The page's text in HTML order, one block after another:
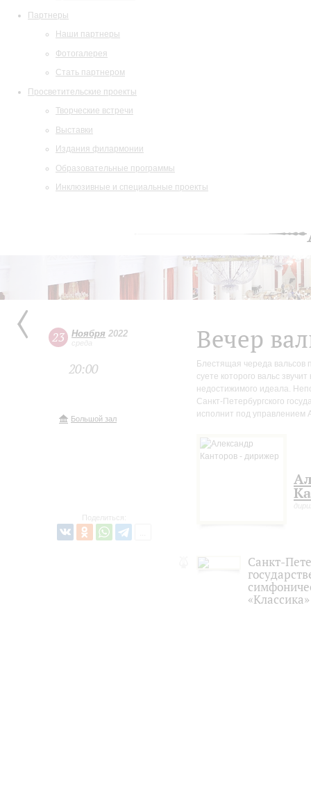
Партнеры
Наши партнеры
Фотогалерея
Стать партнером
Просветительские проекты
Творческие встречи
Выставки
Издания филармонии
Образовательные программы
Инклюзивные и специальные проекты
23 Ноября 2022
среда
20:00
Большой зал
Поделиться:
Вечер
Блестящая череда вальсов
суете которого вальс
недостижимого идеала.
Санкт-Петербургского
исполнит под управлением
Санкт-
«Классика»